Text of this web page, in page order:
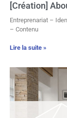
[Création]
Entreprenariat –
– Contenu
Lire la suite »